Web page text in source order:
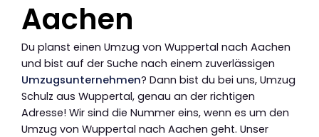
Aachen
Du planst einen Umzug von Wuppertal nach Aachen
und bist auf der Suche nach einem zuverlässigen
Umzugsunternehmen? Dann bist du bei uns, Umzug
Schulz aus Wuppertal, genau an der richtigen
Adresse! Wir sind die Nummer eins, wenn es um den
Umzug von Wuppertal nach Aachen geht. Unser